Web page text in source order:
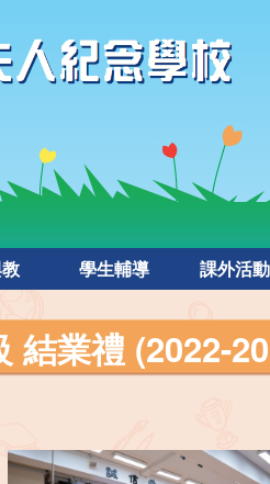
學生輔導 課外活動
結業禮 (2022-